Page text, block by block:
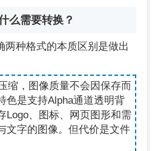
么需要转换？
两种格式的本质区别是做出
缩，图像质量不会因保存而
色是支持Alpha通道透明背
Logo、图标、网页图形和需
文字的图像。但代价是文件